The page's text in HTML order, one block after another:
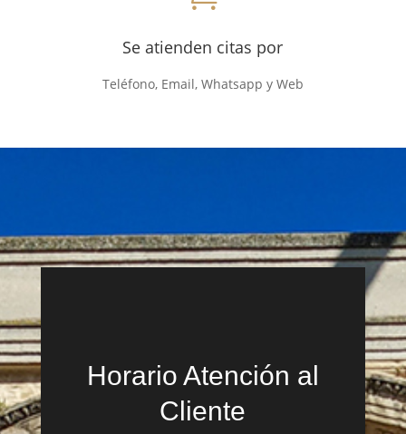
Se atienden citas por
Teléfono, Email, Whatsapp y Web
Horario Atención al
Cliente